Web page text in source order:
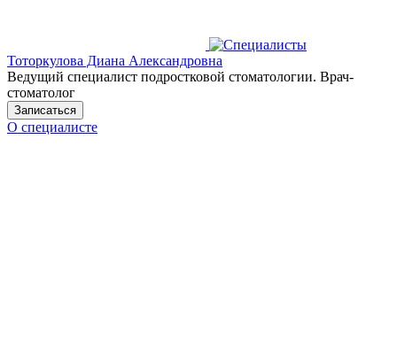
Тоторкулова Диана Александровна
Ведущий специалист подростковой стоматологии. Врач-
стоматолог
Записаться
О специалисте